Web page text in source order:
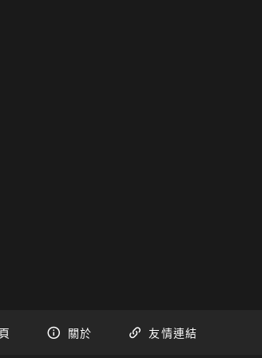
關於 友情連結